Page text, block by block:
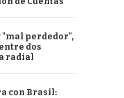
"mal perdedor",
dos
radial
con Brasil: